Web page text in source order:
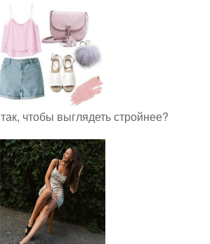
чтобы выглядеть стройнее?